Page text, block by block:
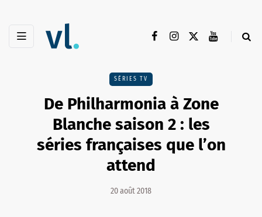
SÉRIES TV
De Philharmonia à Zone
Blanche saison 2 : les
séries françaises que l’on
attend
20 août 2018